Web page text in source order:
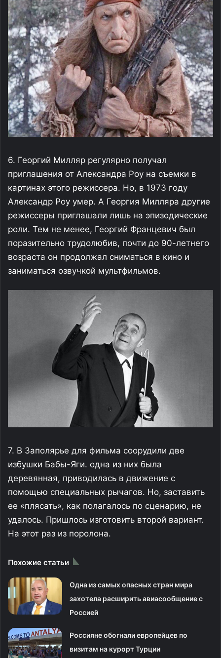
6. Георгий Милляр регулярно получал
приглашения от Александра Роу на съемки в
картинах этого режиссера. Но, в 1973 году
Александр Роу умер. А Георгия Милляра другие
режиссеры приглашали лишь на эпизодические
роли. Тем не менее, Георгий Францевич был
поразительно трудолюбив, почти до 90-летнего
возраста он продолжал сниматься в кино и
заниматься озвучкой мультфильмов.
7. В Заполярье для фильма соорудили две
избушки Бабы-Яги. одна из них была
деревянная, приводилась в движение с
помощью специальных рычагов. Но, заставить
ее «плясать», как полагалось по сценарию, не
удалось. Пришлось изготовить второй вариант.
На этот раз из поролона.
Похожие статьи
Одна из самых опасных стран мира
захотела расширить авиасообщение с
Россией
Россияне обогнали европейцев по
визитам на курорт Турции